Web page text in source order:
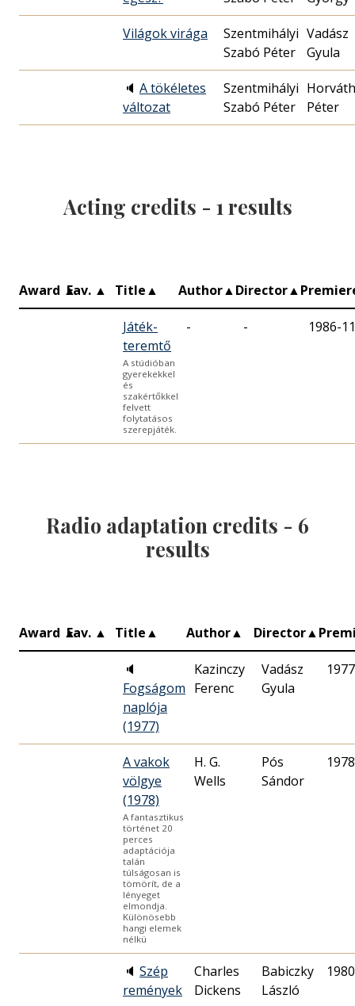
Világok virága
Szentmihályi
Szabó Péter
Vadász
Gyula
🔈 A tökéletes
változat
Szentmihályi
Szabó Péter
Horváth
Péter
Acting credits - 1 results
Award ▲
Fav. ▲ Title▲ Author▲Director▲
Játék-
teremtő
A stúdióban
gyerekekkel
és
szakértőkkel
felvett
folytatásos
szerepjáték.
- - 1986-
Radio adaptation credits - 6
results
Award ▲
Fav. ▲ Title▲ Author▲ Director▲
🔈
Fogságom
naplója
(1977)
Kazinczy
Ferenc
Vadász
Gyula
A vakok
völgye
(1978)
A fantasztikus
történet 20
perces
adaptációja
talán
túlságosan is
tömörít, de a
lényeget
elmondja.
Különösebb
hangi elemek
nélkü
H. G.
Wells
Pós
Sándor
🔈 Szép
remények
Charles
Dickens
Babiczky
László